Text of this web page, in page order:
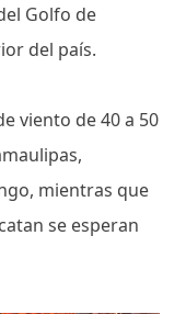
Golfo de
del país.
viento de 40 a 50
mientras que
se esperan